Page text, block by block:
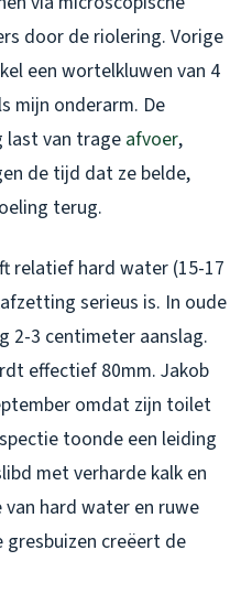
door de riolering. Vorige
een wortelkluwen van 4
mijn onderarm. De
last van trage afvoer,
de tijd dat ze belde,
terug.
relatief hard water (15-17
serieus is. In oude
2-3 centimeter aanslag.
effectief 80mm. Jakob
omdat zijn toilet
toonde een leiding
met verharde kalk en
hard water en ruwe
gresbuizen creëert de